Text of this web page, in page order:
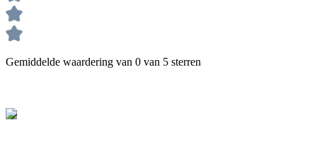
Gemiddelde waardering van 0 van 5 sterren